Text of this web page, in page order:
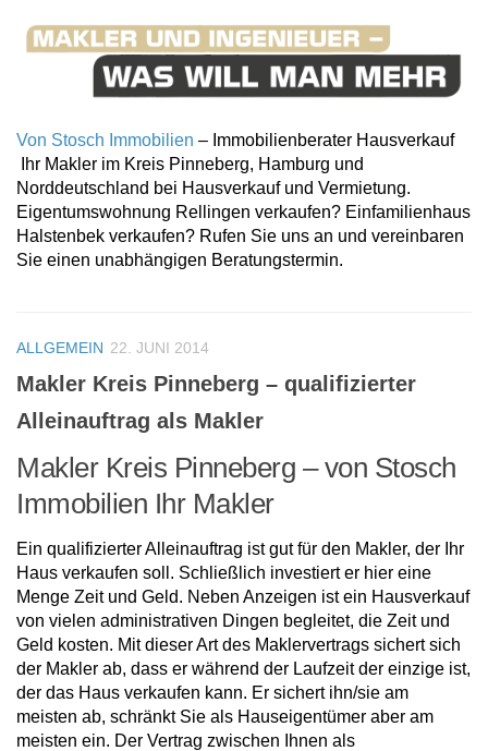
Von Stosch Immobilien – Immobilienberater Hausverkauf
Ihr Makler im Kreis Pinneberg, Hamburg und
Norddeutschland bei Hausverkauf und Vermietung.
Eigentumswohnung Rellingen verkaufen? Einfamilienhaus
Halstenbek verkaufen? Rufen Sie uns an und vereinbaren
Sie einen unabhängigen Beratungstermin.
ALLGEMEIN 22. JUNI 2014
Makler Kreis Pinneberg – qualifizierter
Alleinauftrag als Makler
Makler Kreis Pinneberg – von Stosch
Immobilien Ihr Makler
Ein qualifizierter Alleinauftrag ist gut für den Makler, der Ihr
Haus verkaufen soll. Schließlich investiert er hier eine
Menge Zeit und Geld. Neben Anzeigen ist ein Hausverkauf
von vielen administrativen Dingen begleitet, die Zeit und
Geld kosten. Mit dieser Art des Maklervertrags sichert sich
der Makler ab, dass er während der Laufzeit der einzige ist,
der das Haus verkaufen kann. Er sichert ihn/sie am
meisten ab, schränkt Sie als Hauseigentümer aber am
meisten ein. Der Vertrag zwischen Ihnen als